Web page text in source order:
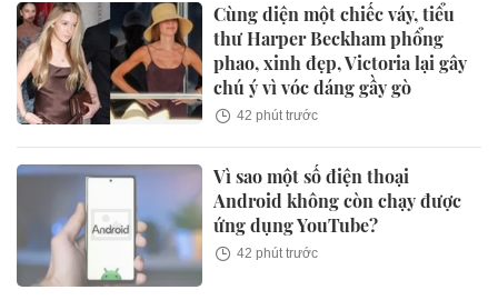
Cùng diện một chiếc váy, tiểu
thư Harper Beckham phổng
phao, xinh đẹp, Victoria lại gây
chú ý vì vóc dáng gầy gò
42 phút trước
Vì sao một số điện thoại
Android không còn chạy được
ứng dụng YouTube?
42 phút trước